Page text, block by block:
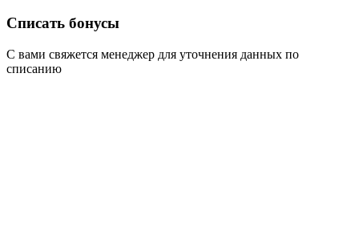
Списать бонусы
С вами свяжется менеджер для уточнения данных по
списанию